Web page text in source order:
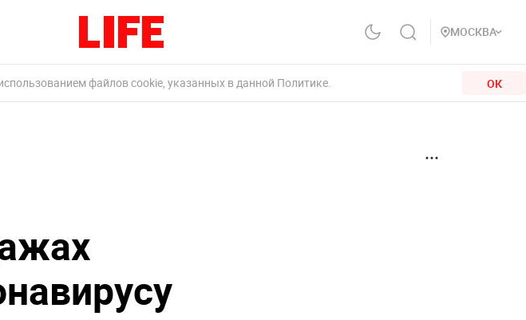
МОСКВА
файлов cookie, указанных в данной Политике. ОК